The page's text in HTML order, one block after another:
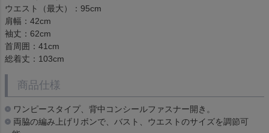
ウエスト（最大）：95cm
肩幅：42cm
袖丈：62cm
首周囲：41cm
総着丈：103cm
商品仕様
ワンピースタイプ、背中コンシールファスナー開き。
両脇の編み上げリボンで、バスト、ウエストのサイズを調節可